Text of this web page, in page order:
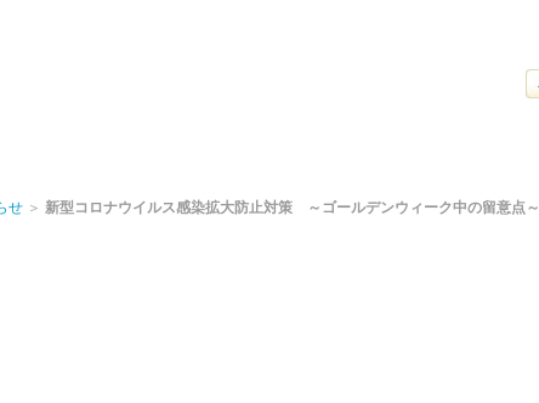
せ ＞ 新型コロナウイルス感染拡大防止対策 ～ゴールデンウィーク中の留意点～